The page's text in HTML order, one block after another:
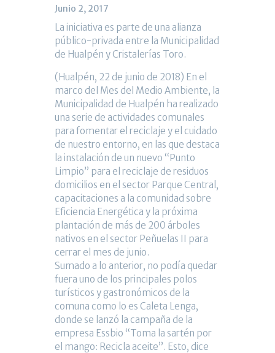
Junio 2, 2017
La iniciativa es parte de una alianza
público-privada entre la Municipalidad
de Hualpén y Cristalerías Toro.
(Hualpén, 22 de junio de 2018) En el
marco del Mes del Medio Ambiente, la
Municipalidad de Hualpén ha realizado
una serie de actividades comunales
para fomentar el reciclaje y el cuidado
de nuestro entorno, en las que destaca
la instalación de un nuevo “Punto
Limpio” para el reciclaje de residuos
domicilios en el sector Parque Central,
capacitaciones a la comunidad sobre
Eficiencia Energética y la próxima
plantación de más de 200 árboles
nativos en el sector Peñuelas II para
cerrar el mes de junio.
Sumado a lo anterior, no podía quedar
fuera uno de los principales polos
turísticos y gastronómicos de la
comuna como lo es Caleta Lenga,
donde se lanzó la campaña de la
empresa Essbio “Toma la sartén por
el mango: Recicla aceite”. Esto, dice